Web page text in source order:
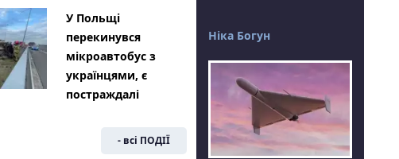
У Польщі
перекинувся
мікроавтобус з
українцями, є
постраждалі
- всі ПОДІЇ
Ніка Богун